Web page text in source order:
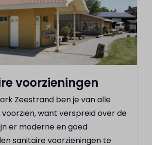
voorzieningen
Zeestrand ben je van alle
want verspreid over de
er moderne en goed
sanitaire voorzieningen te